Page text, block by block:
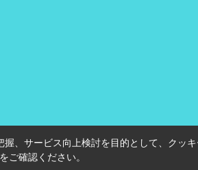
、サービス向上検討を目的として、クッ
をご確認ください。